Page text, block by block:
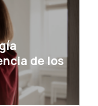
de los